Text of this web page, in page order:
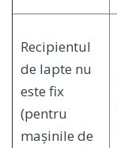
Recipientul
de lapte nu
este fix
(pentru
mașinile de